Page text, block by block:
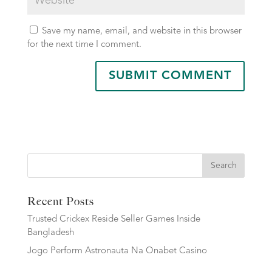
Save my name, email, and website in this browser
for the next time I comment.
Search
Recent Posts
Trusted Crickex Reside Seller Games Inside
Bangladesh
Jogo Perform Astronauta Na Onabet Casino